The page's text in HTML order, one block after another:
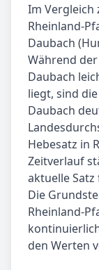
Im Vergleich
Rheinland-
Daubach
Während
Daubach
liegt, sind
Daubach
Hebesatz in
Zeitverlauf
aktuelle
Die
Rheinland-
den Werten